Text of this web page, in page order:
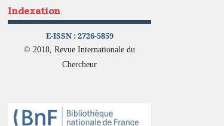
Indexation
E-ISSN : 2726-5859
© 2018, Revue Internationale du
Chercheur